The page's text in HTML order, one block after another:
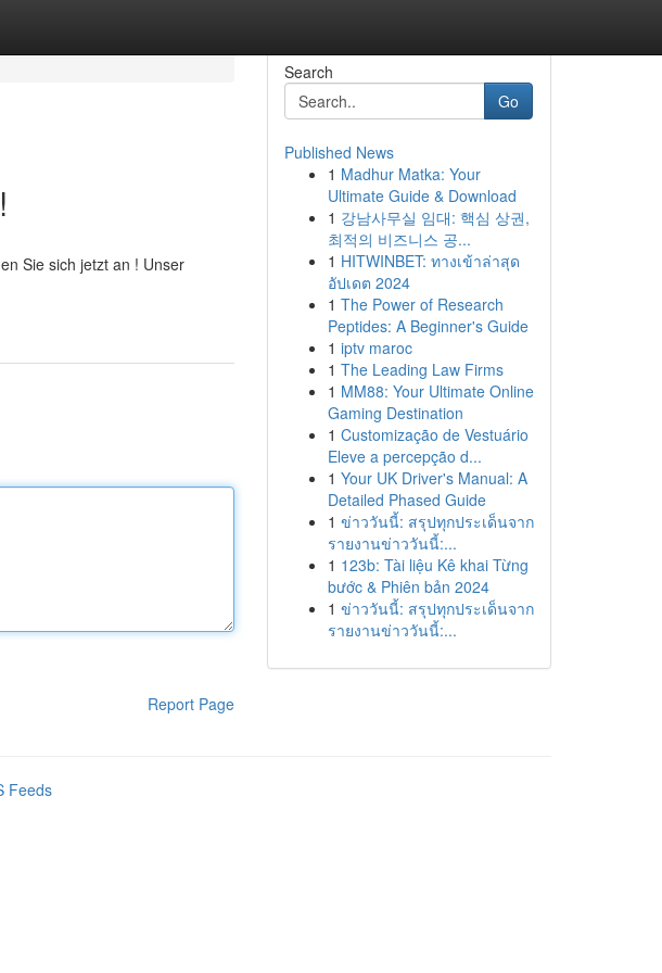
Sie sich jetzt an ! Unser
Report Page
Search
Go
Published News
1 Madhur Matka: Your
Ultimate Guide & Download
1 강남사무실 임대: 핵심 상권,
최적의 비즈니스 공...
1 HITWINBET: ทางเข้าล่าสุด
อัปเดต 2024
1 The Power of Research
Peptides: A Beginner's Guide
1 iptv maroc
1 The Leading Law Firms
1 MM88: Your Ultimate Online
Gaming Destination
1 Customização de Vestuário
Eleve a percepção d...
1 Your UK Driver's Manual: A
Detailed Phased Guide
1 ข่าววันนี้: สรุปทุกประเด็นจาก
รายงานข่าววันนี้:...
1 123b: Tài liệu Kê khai Từng
bước & Phiên bản 2024
1 ข่าววันนี้: สรุปทุกประเด็นจาก
รายงานข่าววันนี้:...
Feeds